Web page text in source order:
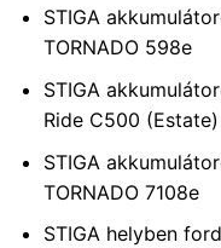
STIGA
TORNADO 598e
STIGA
Ride C500 (Estate)
STIGA
TORNADO 7108e
STIGA helyben